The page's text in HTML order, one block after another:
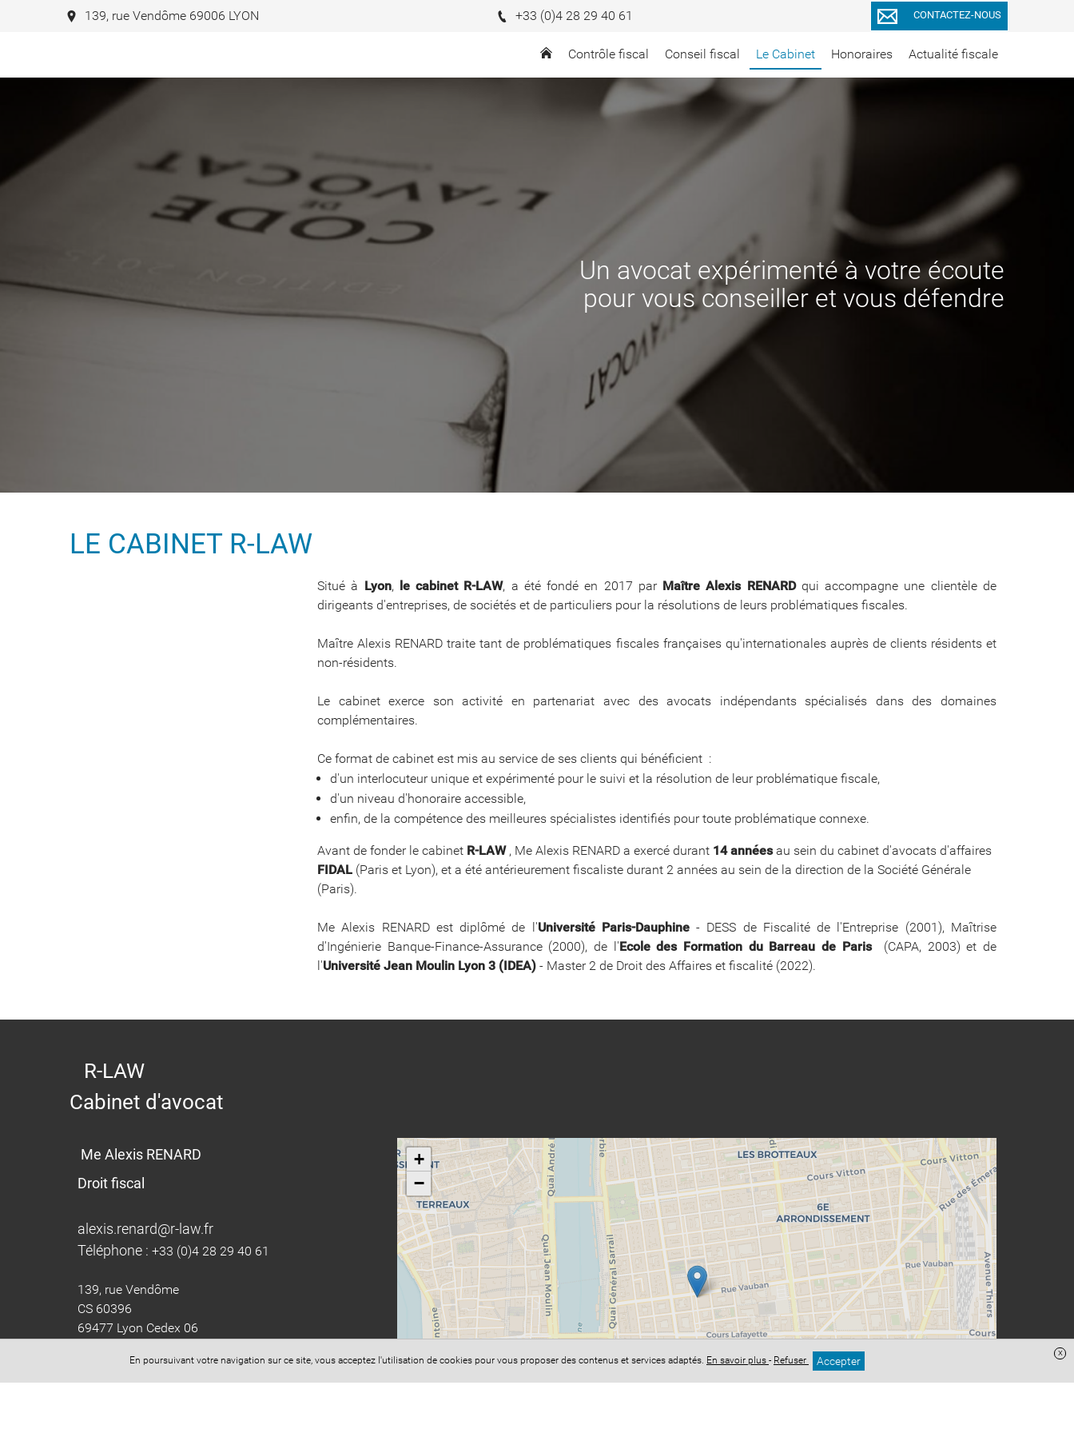
Contrôle fiscal Conseil fiscal Le Cabinet Honoraires Actualité fiscale
139, rue Vendôme 69006 LYON +33 (0)4 28 29 40 61 CONTACTEZ-NOUS
Un avocat expérimenté à votre écoute
pour vous conseiller et vous défendre
LE CABINET R-LAW
Situé à Lyon, le cabinet R-LAW, a été fondé en 2017 par Maître Alexis RENARDqui accompagne une clientèle de
dirigeants d'entreprises, de sociétés et de particuliers pour la résolutions de leurs problématiques fiscales.
Maître Alexis RENARD traite tant de problématiques fiscales françaises qu'internationales auprès de clients résidents et
non-résidents.
Le cabinet exerce son activité en partenariat avec des avocats indépendants spécialisés dans des domaines
complémentaires.
Ce format de cabinet est mis au service de ses clients qui bénéficient :
d'un interlocuteur unique et expérimenté pour le suivi et la résolution de leur problématique fiscale,
d'un niveau d'honoraire accessible,
enfin, de la compétence des meilleures spécialistes identifiés pour toute problématique connexe.
Avant de fonder le cabinet R-LAW, Me Alexis RENARD a exercé durant 14 annéesau sein du cabinet d'avocats d'affaires
FIDAL (Paris et Lyon), et a été antérieurement fiscaliste durant 2 années au sein de la direction de la Société Générale
(Paris).
Me Alexis RENARD est diplômé de l'Université Paris-Dauphine- DESS de Fiscalité de l'Entreprise (2001), Maîtrise
d'Ingénierie Banque-Finance-Assurance (2000), de l'Ecole des Formation du Barreau de Paris(CAPA, 2003) et de
l'Université Jean Moulin Lyon 3 (IDEA) - Master 2 de Droit des Affaires et fiscalité (2022).
R-LAW
Cabinet d'avocat
Me Alexis RENARD
Droit fiscal
alexis.renard@r-law.fr
Téléphone : +33 (0)4 28 29 40 61
139, rue Vendôme
CS 60396
69477 Lyon Cedex 06
Horaires standard :
Lundi - Vendredi : 9h -12h30 , 14h -19h
+
−
En poursuivant votre navigation sur ce site, vous acceptez l'utilisation de cookies pour vous proposer des contenus et services adaptés. En savoir plus - Refuser Accepter
x